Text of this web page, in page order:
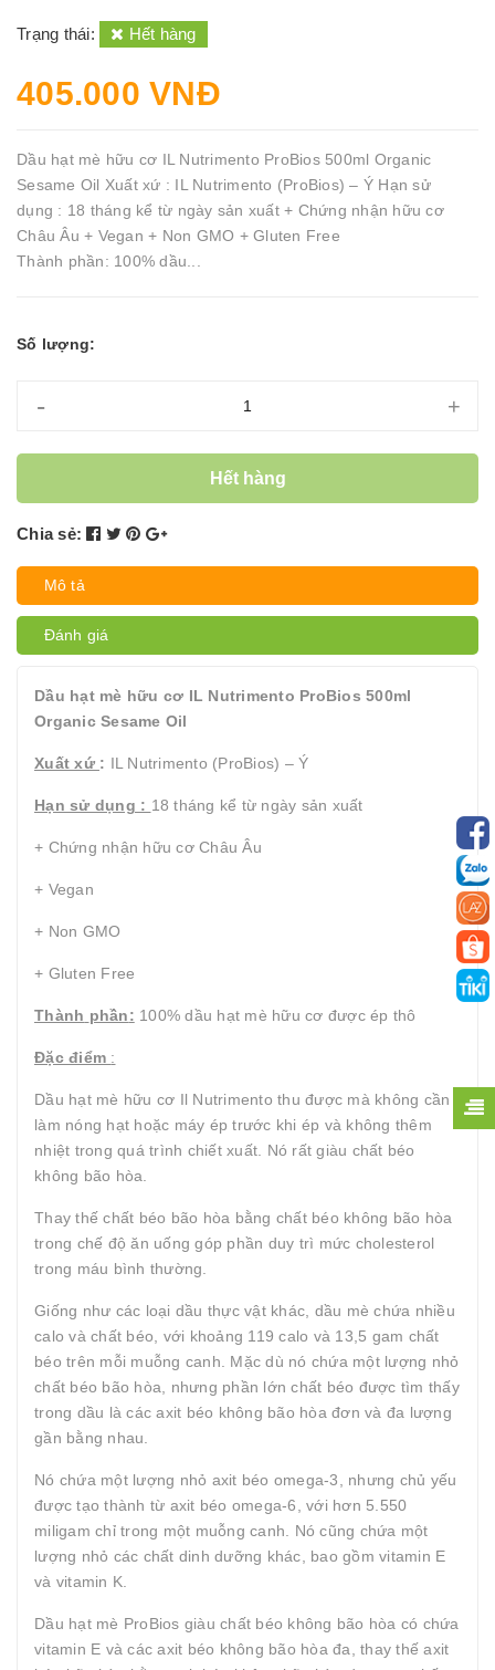
Trạng thái: Hết hàng
405.000 VNĐ
Dầu hạt mè hữu cơ IL Nutrimento ProBios 500ml Organic
Sesame Oil Xuất xứ : IL Nutrimento (ProBios) – Ý Hạn sử
dụng : 18 tháng kể từ ngày sản xuất + Chứng nhận hữu cơ
Châu Âu + Vegan + Non GMO + Gluten Free
Thành phần: 100% dầu...
Số lượng:
- +
Hết hàng
Chia sẻ:
Mô tả
Đánh giá
Dầu hạt mè hữu cơ IL Nutrimento ProBios 500ml
Organic Sesame Oil
Xuất xứ : IL Nutrimento (ProBios) – Ý
Hạn sử dụng : 18 tháng kể từ ngày sản xuất
+ Chứng nhận hữu cơ Châu Âu
+ Vegan
+ Non GMO
+ Gluten Free
Thành phần: 100% dầu hạt mè hữu cơ được ép thô
Đặc điểm :
Dầu hạt mè hữu cơ Il Nutrimento thu được mà không cần
làm nóng hạt hoặc máy ép trước khi ép và không thêm
nhiệt trong quá trình chiết xuất. Nó rất giàu chất béo
không bão hòa.
Thay thế chất béo bão hòa bằng chất béo không bão hòa
trong chế độ ăn uống góp phần duy trì mức cholesterol
trong máu bình thường.
Giống như các loại dầu thực vật khác, dầu mè chứa nhiều
calo và chất béo, với khoảng 119 calo và 13,5 gam chất
béo trên mỗi muỗng canh. Mặc dù nó chứa một lượng nhỏ
chất béo bão hòa, nhưng phần lớn chất béo được tìm thấy
trong dầu là các axit béo không bão hòa đơn và đa lượng
gần bằng nhau.
Nó chứa một lượng nhỏ axit béo omega-3, nhưng chủ yếu
được tạo thành từ axit béo omega-6, với hơn 5.550
miligam chỉ trong một muỗng canh. Nó cũng chứa một
lượng nhỏ các chất dinh dưỡng khác, bao gồm vitamin E
và vitamin K.
Dầu hạt mè ProBios giàu chất béo không bão hòa có chứa
vitamin E và các axit béo không bão hòa đa, thay thế axit